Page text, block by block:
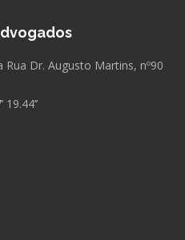
Dr. Augusto Martins, nº90